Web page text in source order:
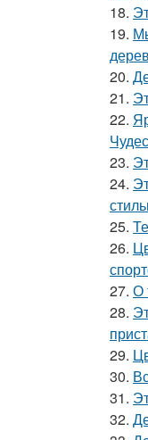
18.
19.
20.
21.
22.
23.
24.
25.
26.
27. О
28.
29.
30.
31.
32.